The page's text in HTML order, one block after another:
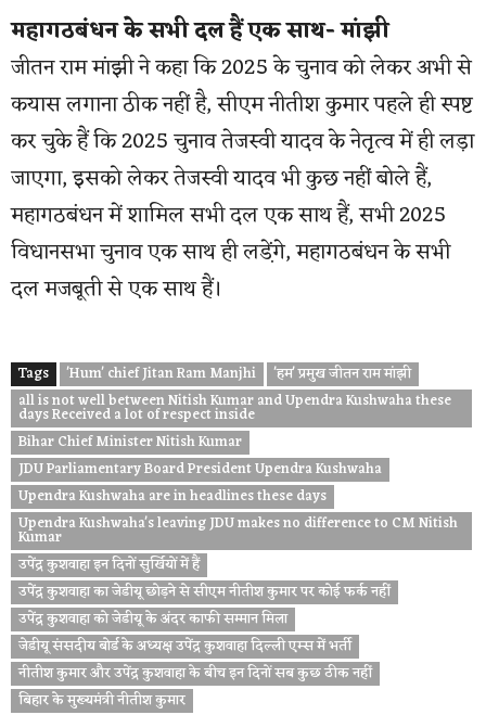
महागठबंधन के सभी दल हैं एक साथ- मांझी
जीतन राम मांझी ने कहा कि 2025 के चुनाव को लेकर अभी से
कयास लगाना ठीक नहीं है, सीएम नीतीश कुमार पहले ही स्पष्ट
कर चुके हैं कि 2025 चुनाव तेजस्वी यादव के नेतृत्व में ही लड़ा
जाएगा, इसको लेकर तेजस्वी यादव भी कुछ नहीं बोले हैं,
महागठबंधन में शामिल सभी दल एक साथ हैं, सभी 2025
विधानसभा चुनाव एक साथ ही लडे़ंगे, महागठबंधन के सभी
दल मजबूती से एक साथ हैं।
Tags 'Hum' chief Jitan Ram Manjhi
'हम' प्रमुख जीतन राम मांझी
all is not well between Nitish Kumar and Upendra Kushwaha these
days Received a lot of respect inside
Bihar Chief Minister Nitish Kumar
JDU Parliamentary Board President Upendra Kushwaha
Upendra Kushwaha are in headlines these days
Upendra Kushwaha's leaving JDU makes no difference to CM Nitish
Kumar
उपेंद्र कुशवाहा इन दिनों सुर्खियों में हैं
उपेंद्र कुशवाहा का जेडीयू छोड़ने से सीएम नीतीश कुमार पर कोई फर्क नहीं
उपेंद्र कुशवाहा को जेडीयू के अंदर काफी सम्मान मिला
जेडीयू संसदीय बोर्ड के अध्यक्ष उपेंद्र कुशवाहा दिल्ली एम्स में भर्ती
नीतीश कुमार और उपेंद्र कुशवाहा के बीच इन दिनों सब कुछ ठीक नहीं
बिहार के मुख्यमंत्री नीतीश कुमार